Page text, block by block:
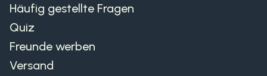
Häufig gestellte Fragen
Quiz
Freunde werben
Versand